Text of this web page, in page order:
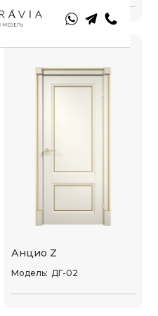
Анцио Z
Модель: ДГ-02